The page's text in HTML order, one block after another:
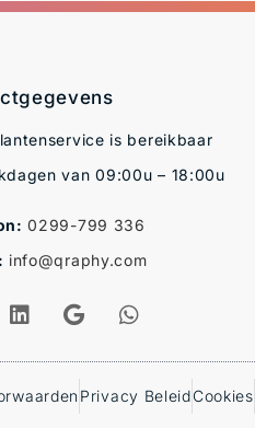
is bereikbaar
van 09:00u – 18:00u
0299-799 336
info@qraphy.com
Privacy BeleidCookies